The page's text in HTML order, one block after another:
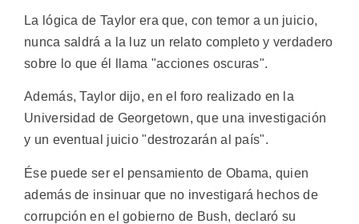
La lógica de Taylor era que, con temor a un juicio,
nunca saldrá a la luz un relato completo y verdadero
sobre lo que él llama "acciones oscuras".
Además, Taylor dijo, en el foro realizado en la
Universidad de Georgetown, que una investigación
y un eventual juicio "destrozarán al país".
Ése puede ser el pensamiento de Obama, quien
además de insinuar que no investigará hechos de
corrupción en el gobierno de Bush, declaró su